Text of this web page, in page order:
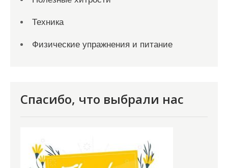
Техника
Физические упражнения и питание
Спасибо, что выбрали нас